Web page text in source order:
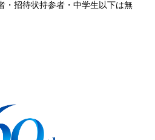
・招待状持参者・中学生以下は無